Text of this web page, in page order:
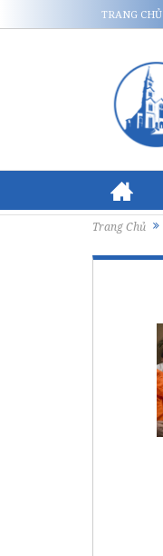
TRANG CHỦ
Trang Chủ